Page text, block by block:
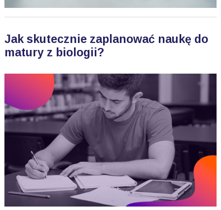
Jak skutecznie zaplanować naukę do
matury z biologii?